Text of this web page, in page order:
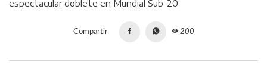
Compartir 200